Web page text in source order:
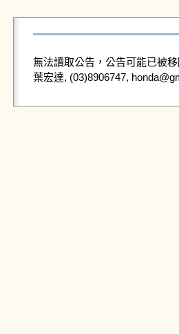
無法讀取公告，公告可能已被
葉宏達, (03)8906747,